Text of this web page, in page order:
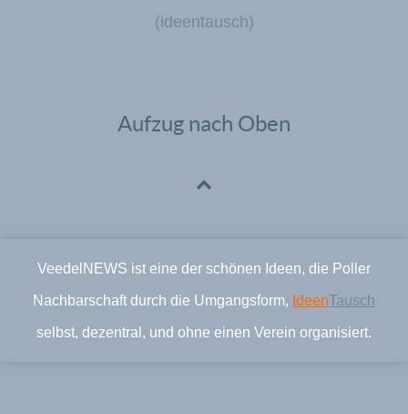
(ideentausch)
Aufzug nach Oben
VeedelNEWS ist eine der schönen Ideen, die Poller
Nachbarschaft durch die Umgangsform, IdeenTausch
selbst, dezentral, und ohne einen Verein organisiert.